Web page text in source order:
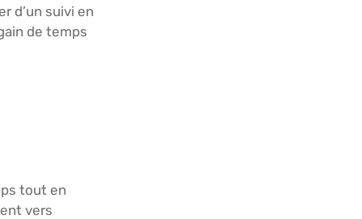
d’un suivi en
de temps
tout en
vers